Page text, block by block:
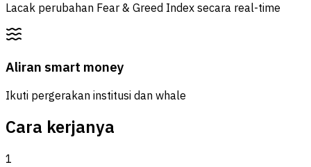
Lacak perubahan Fear & Greed Index secara real-time
Aliran smart money
Ikuti pergerakan institusi dan whale
Cara kerjanya
1